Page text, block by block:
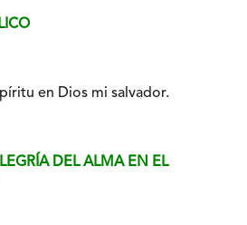
en Dios mi salvador.
DEL ALMA EN EL